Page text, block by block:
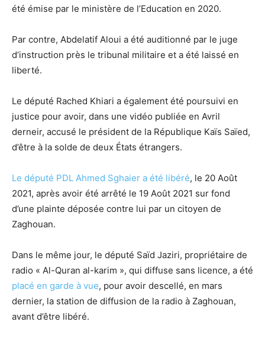
été émise par le ministère de l’Education en 2020.
Par contre, Abdelatif Aloui a été auditionné par le juge
d’instruction près le tribunal militaire et a été laissé en
liberté.
Le député Rached Khiari a également été poursuivi en
justice pour avoir, dans une vidéo publiée en Avril
derneir, accusé le président de la République Kaïs Saïed,
d’être à la solde de deux États étrangers.
Le député PDL Ahmed Sghaier a été libéré, le 20 Août
2021, après avoir été arrêté le 19 Août 2021 sur fond
d’une plainte déposée contre lui par un citoyen de
Zaghouan.
Dans le même jour, le député Saïd Jaziri, propriétaire de
radio « Al-Quran al-karim », qui diffuse sans licence, a été
placé en garde à vue, pour avoir descellé, en mars
dernier, la station de diffusion de la radio à Zaghouan,
avant d’être libéré.